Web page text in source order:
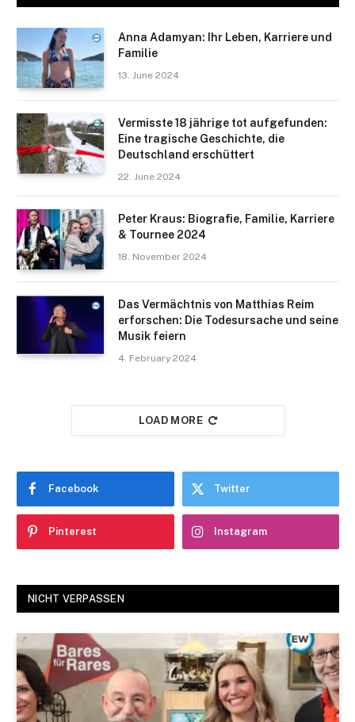
Anna Adamyan: Ihr Leben, Karriere und
Familie
13. June 2024
Vermisste 18 jährige tot aufgefunden:
Eine tragische Geschichte, die
Deutschland erschüttert
22. June 2024
Peter Kraus: Biografie, Familie, Karriere
& Tournee 2024
18. November 2024
Das Vermächtnis von Matthias Reim
erforschen: Die Todesursache und seine
Musik feiern
4. February 2024
LOAD MORE
Facebook Twitter
Pinterest Instagram
NICHT VERPASSEN